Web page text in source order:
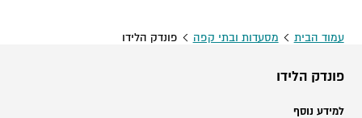
עמוד הבית מסעדות ובתי קפה פונדק הלידו
פונדק הלידו
למידע נוסף